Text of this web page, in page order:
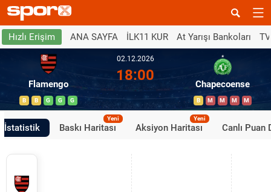
Hızlı Erişim ANA SAYFA İLK11 KUR At Yarışı Bankoları
Flamengo
B B G G G
02.12.2026
18:00
Chapecoense
B M M M M
İstatistik Baskı Haritası
Yeni
Aksiyon Haritası
Yeni
Canlı Puan